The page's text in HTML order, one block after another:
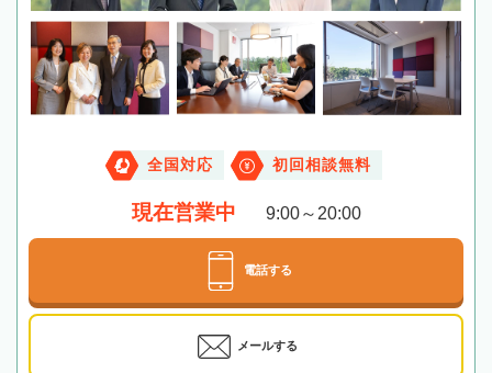
全国対応 初回相談無料
現在営業中 9:00～20:00
電話する
メールする